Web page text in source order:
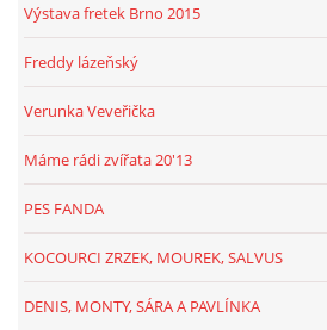
Výstava fretek Brno 2015
Freddy lázeňský
Verunka Veveřička
Máme rádi zvířata 20'13
PES FANDA
KOCOURCI ZRZEK, MOUREK, SALVUS
DENIS, MONTY, SÁRA A PAVLÍNKA